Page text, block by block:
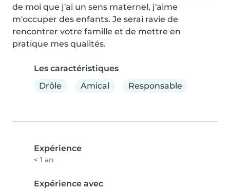
de moi que j'ai un sens maternel, j'aime
m'occuper des enfants. Je serai ravie de
rencontrer votre famille et de mettre en
pratique mes qualités.
Les caractéristiques
Drôle
Amical Responsable
Expérience
< 1 an
Expérience avec